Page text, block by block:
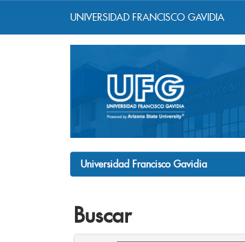
UNIVERSIDAD FRANCISCO GAVIDIA
Universidad Francisco Gavidia
Buscar